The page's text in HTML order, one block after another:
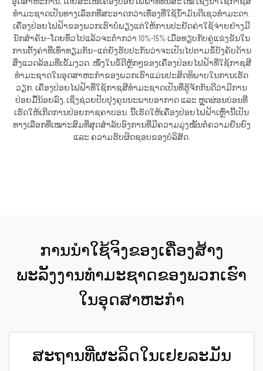
ທຳມະຊາດເປັນທາງເລືອກທີ່ສະອາດກວ່າເທື່ອງທີ່ໃຊ້ນ້ຳມັນດີເຊວທຳມະດາ.
ເຄື່ອງປ່ອຍໄຟຟ້າຂອງພວກເຮົາບໍ່ພຽງແຕ່ໃຫ້ການປະຢັດຄ່າໃຊ້ຈ່າຍຢ່າງມີ
ນັກສຳຄັນ—ໂດຍທົ່ວໄປແລ້ວຈະຕ່ຳກວ່າ 10%-15% ເມື່ອທຽບກັບຄູ່ແຂ່ງຂັນໃນ
ການຕັ້ງຄ່າທີ່ເທົ່າທຽມກັນ—ແຕ່ຍັງຮັບປະກັນວ່າຈະເປັນໄປຕາມຂໍ້ບັງຄັບດ້ານ
ສິ່ງແວດລ້ອມທີ່ເຂັ້ມງວດ. ໜຶ່ງໃນຂໍ້ດີຫຼັກໆຂອງເຄື່ອງປ່ອຍໄຟຟ້າທີ່ໃຊ້ກາຊສີ
ທຳມະຊາດໃນອຸດສາຫະກຳຂອງພວກເຮົາແມ່ນປະສິດທິພາບໃນການເຮັດ
ວຽກ. ເຄື່ອງປ່ອຍໄຟຟ້າທີ່ໃຊ້ກາຊສີທຳມະຊາດເປັນທີ່ຮູ້ຈັກກັນດີວ່າມີການ
ປ່ອຍມື້ນ້ອຍລົງ, ເຊິ່ງຊ່ວຍປັບປຸງຄຸນນະພາບອາກາດ ແລະ ຫຼຸດຜ່ອນບ່ອນທີ່
ເຮັດໃຫ້ເກີດການປ່ອຍກາຊຄາບອນ. ນີ້ເຮັດໃຫ້ເຄື່ອງປ່ອຍໄຟຟ້າເຫຼົ່ານີ້ເປັນ
ທາງເລືອກທີ່ເໝາະສົມທີ່ສຸດສຳລັບອົງການທີ່ມີຄວາມມຸ່ງໝັ້ນຕໍ່ຄວາມຍືນຍົງ
ແລະ ຄວາມຮັບຜິດຊອບຂອງບໍລິສັດ.
ການນຳໃຊ້ຈິງຂອງເຄື່ອງສ້າງ
ພະລັງງານທຳມະຊາດຂອງພວກເຮົາ
ໃນອຸດສາຫະກຳ
ສະຖານທີ່ຜະລິດໃນເຢຍລະມັນ